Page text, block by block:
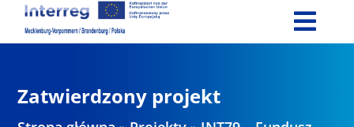
Projekty
Zatwierdzony projekt